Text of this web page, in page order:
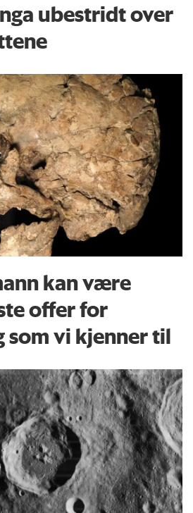
ubestridt over
kan være
offer for
vi kjenner til